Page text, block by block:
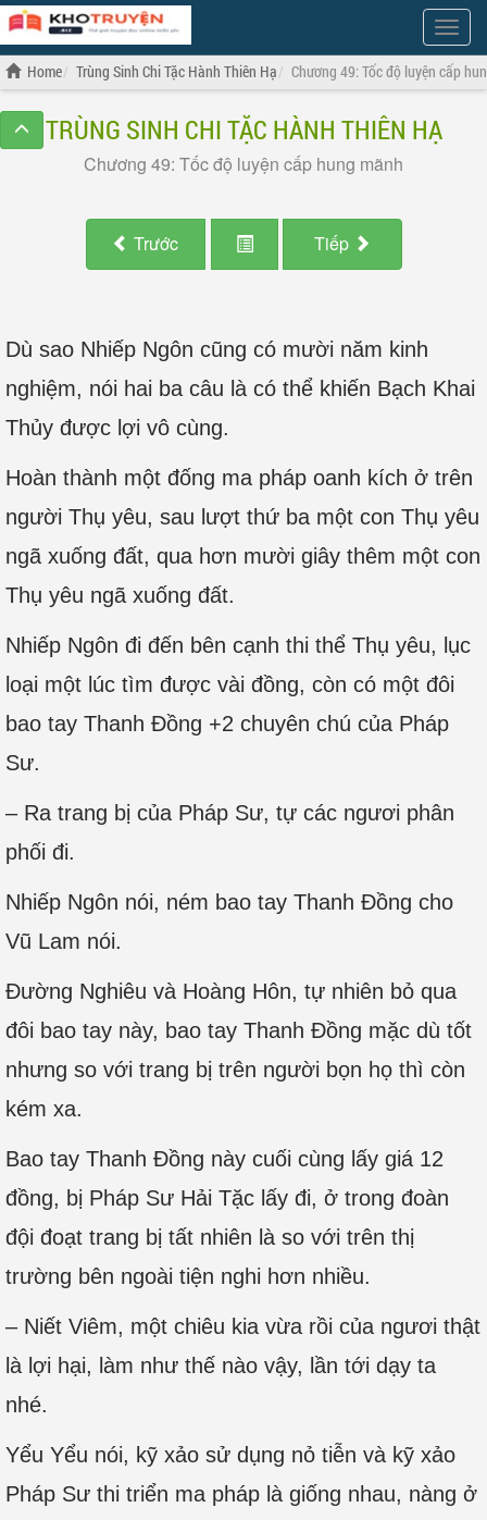
Show
Menu
Home Trùng Sinh Chi Tặc Hành Thiên Hạ Chương 49: Tốc độ luyện cấp
TRÙNG SINH CHI TẶC HÀNH THIÊN HẠ
Chương 49: Tốc độ luyện cấp hung mãnh
Trước Tiếp
Dù sao Nhiếp Ngôn cũng có mười năm kinh
nghiệm, nói hai ba câu là có thể khiến Bạch Khai
Thủy được lợi vô cùng.
Hoàn thành một đống ma pháp oanh kích ở trên
người Thụ yêu, sau lượt thứ ba một con Thụ yêu
ngã xuống đất, qua hơn mười giây thêm một con
Thụ yêu ngã xuống đất.
Nhiếp Ngôn đi đến bên cạnh thi thể Thụ yêu, lục
loại một lúc tìm được vài đồng, còn có một đôi
bao tay Thanh Đồng +2 chuyên chú của Pháp
Sư.
– Ra trang bị của Pháp Sư, tự các ngươi phân
phối đi.
Nhiếp Ngôn nói, ném bao tay Thanh Đồng cho
Vũ Lam nói.
Đường Nghiêu và Hoàng Hôn, tự nhiên bỏ qua
đôi bao tay này, bao tay Thanh Đồng mặc dù tốt
nhưng so với trang bị trên người bọn họ thì còn
kém xa.
Bao tay Thanh Đồng này cuối cùng lấy giá 12
đồng, bị Pháp Sư Hải Tặc lấy đi, ở trong đoàn
đội đoạt trang bị tất nhiên là so với trên thị
trường bên ngoài tiện nghi hơn nhiều.
– Niết Viêm, một chiêu kia vừa rồi của ngươi thật
là lợi hại, làm như thế nào vậy, lần tới dạy ta
nhé.
Yểu Yểu nói, kỹ xảo sử dụng nỏ tiễn và kỹ xảo
Pháp Sư thi triển ma pháp là giống nhau, nàng ở